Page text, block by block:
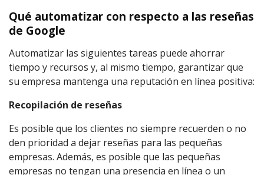
Qué automatizar con respecto a las reseñas
de Google
Automatizar las siguientes tareas puede ahorrar
tiempo y recursos y, al mismo tiempo, garantizar que
su empresa mantenga una reputación en línea positiva:
Recopilación de reseñas
Es posible que los clientes no siempre recuerden o no
den prioridad a dejar reseñas para las pequeñas
empresas. Además, es posible que las pequeñas
empresas no tengan una presencia en línea o un